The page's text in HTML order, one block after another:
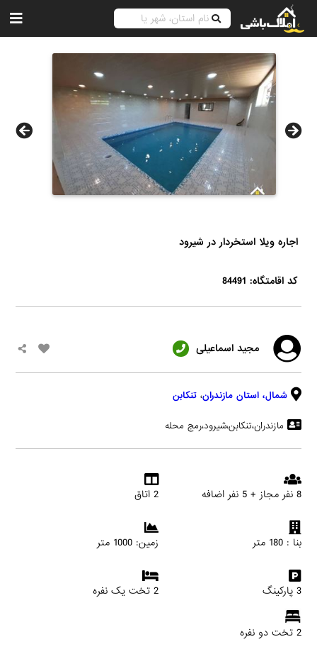
اجاره ویلا استخردار در شیرود
کد اقامتگاه: 84491
مجید اسماعیلی
شمال، استان مازندران، تنکابن
مازندران،تنکابن،شیرود،رمج محله
8 نفر مجاز + 5 نفر اضافه 2 اتاق
بنا : 180 متر زمین: 1000 متر
3 پارکینگ 2 تخت یک نفره
2 تخت دو نفره